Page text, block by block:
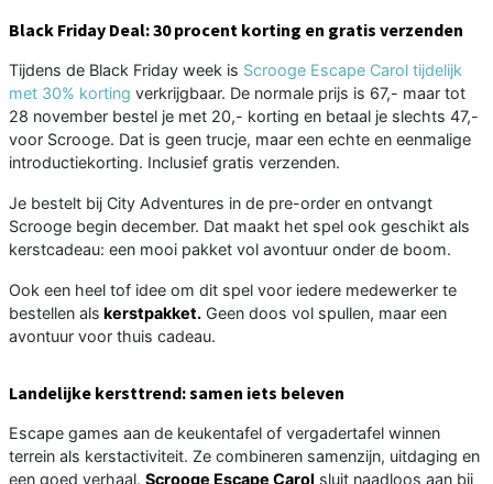
Black Friday Deal: 30 procent korting en gratis verzenden
Tijdens de Black Friday week is Scrooge Escape Carol tijdelijk
met 30% korting verkrijgbaar. De normale prijs is 67,- maar tot
28 november bestel je met 20,- korting en betaal je slechts 47,-
voor Scrooge. Dat is geen trucje, maar een echte en eenmalige
introductiekorting. Inclusief gratis verzenden.
Je bestelt bij City Adventures in de pre-order en ontvangt
Scrooge begin december. Dat maakt het spel ook geschikt als
kerstcadeau: een mooi pakket vol avontuur onder de boom.
Ook een heel tof idee om dit spel voor iedere medewerker te
bestellen als kerstpakket. Geen doos vol spullen, maar een
avontuur voor thuis cadeau.
Landelijke kersttrend: samen iets beleven
Escape games aan de keukentafel of vergadertafel winnen
terrein als kerstactiviteit. Ze combineren samenzijn, uitdaging en
een goed verhaal. Scrooge Escape Carol sluit naadloos aan bij